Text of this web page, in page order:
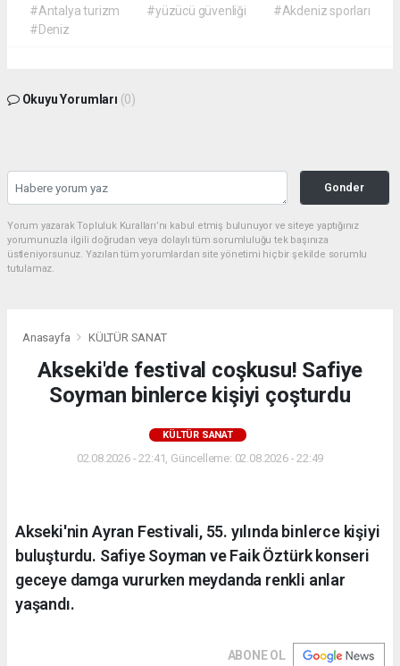
#Antalya turizm #yüzücü güvenliği
#Akdeniz sporları
#Deniz
Okuyu Yorumları (0)
Gonder
Yorum yazarak Topluluk Kuralları’nı kabul etmiş bulunuyor ve siteye yaptığınız
yorumunuzla ilgili doğrudan veya dolaylı tüm sorumluluğu tek başınıza
üstleniyorsunuz. Yazılan tüm yorumlardan site yönetimi hiçbir şekilde sorumlu
tutulamaz.
Anasayfa KÜLTÜR SANAT
Akseki'de festival coşkusu! Safiye
Soyman binlerce kişiyi çoşturdu
KÜLTÜR SANAT
02.08.2026 - 22:41, Güncelleme: 02.08.2026 - 22:49
Akseki'nin Ayran Festivali, 55. yılında binlerce kişiyi
buluşturdu. Safiye Soyman ve Faik Öztürk konseri
geceye damga vururken meydanda renkli anlar
yaşandı.
ABONE OL